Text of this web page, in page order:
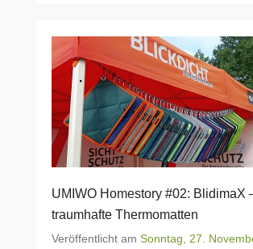
UMIWO Homestory #02: BlidimaX
traumhafte Thermomatten
Veröffentlicht am Sonntag, 27.